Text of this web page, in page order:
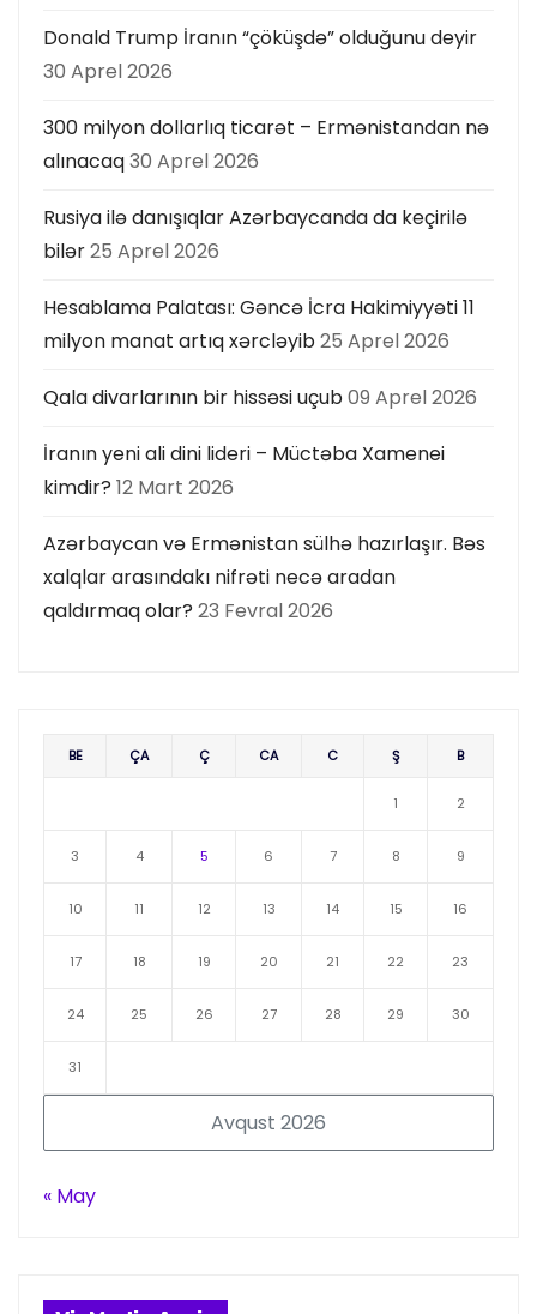
Donald Trump İranın “çöküşdə” olduğunu deyir
30 Aprel 2026
300 milyon dollarlıq ticarət – Ermənistandan nə
alınacaq30 Aprel 2026
Rusiya ilə danışıqlar Azərbaycanda da keçirilə
bilər25 Aprel 2026
Hesablama Palatası: Gəncə İcra Hakimiyyəti 11
milyon manat artıq xərcləyib25 Aprel 2026
Qala divarlarının bir hissəsi uçub09 Aprel 2026
İranın yeni ali dini lideri – Müctəba Xamenei
kimdir? 12 Mart 2026
Azərbaycan və Ermənistan sülhə hazırlaşır. Bəs
xalqlar arasındakı nifrəti necə aradan
qaldırmaq olar? 23 Fevral 2026
Avqust 2026
BE ÇA Ç CA C Ş B
1 2
3 4 5 6 7 8 9
10 11 12 13 14 15 16
17 18 19 20 21 22 23
24 25 26 27 28 29 30
31
« May